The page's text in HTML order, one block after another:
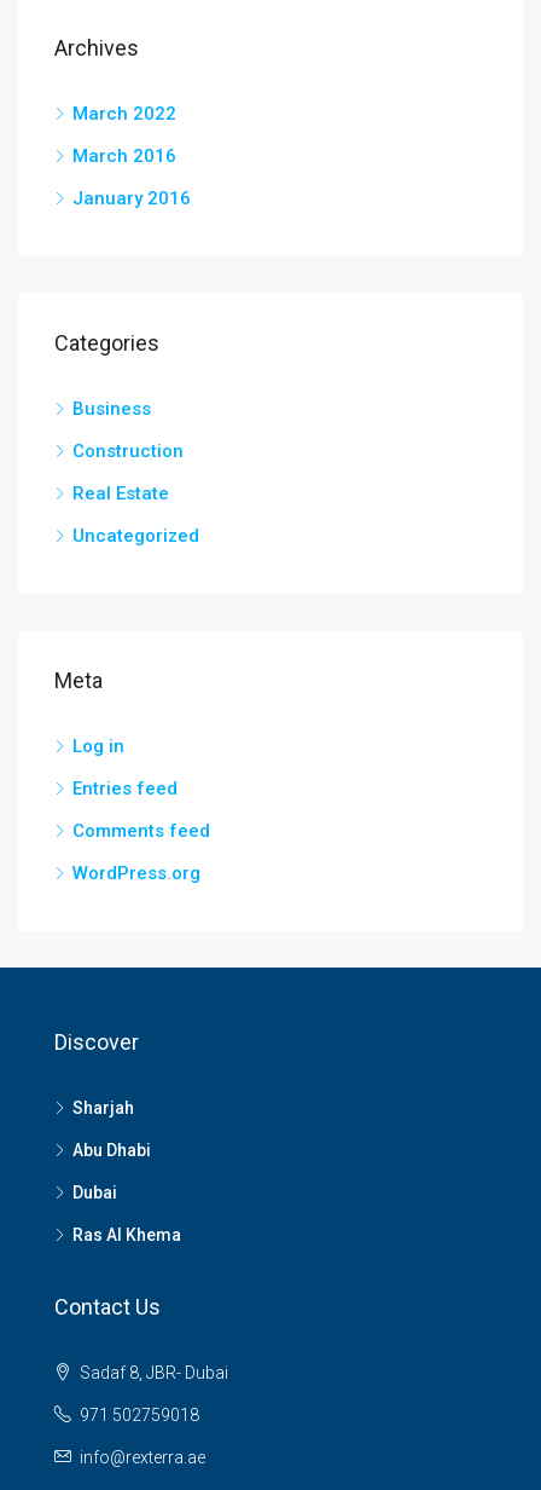
Archives
March 2022
March 2016
January 2016
Categories
Business
Construction
Real Estate
Uncategorized
Meta
Log in
Entries feed
Comments feed
WordPress.org
Discover
Sharjah
Abu Dhabi
Dubai
Ras Al Khema
Contact Us
Sadaf 8, JBR- Dubai
971 502759018
info@rexterra.ae